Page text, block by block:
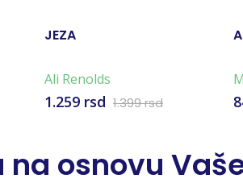
JEZA
Ali Renolds
1.259 rsd 1.399 rsd
na osnovu